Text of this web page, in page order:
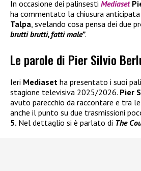
In occasione dei palinsesti Mediaset
ha commentato la chiusura anticipata
Talpa , svelando cosa pensa dei due
brutti brutti, fatti male”.
Le parole di Pier Silvio
Ieri Mediaset ha presentato i suoi
stagione televisiva 2025/2026. Pier
avuto parecchio da raccontare e tra
anche il punto su due trasmissioni
5. Nel dettaglio si è parlato di The